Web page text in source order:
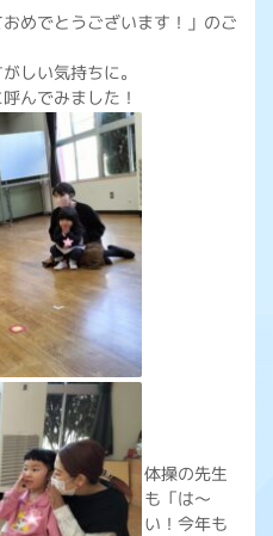
めでとうございます！」のご
しい気持ちに。
んでみました！
体操の先生
も「は～
い！今年も